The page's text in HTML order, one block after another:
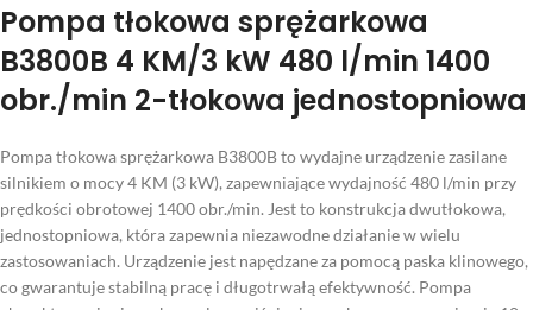
Pompa tłokowa sprężarkowa
B3800B 4 KM/3 kW 480 l/min 1400
obr./min 2-tłokowa jednostopniowa
Pompa tłokowa sprężarkowa B3800B to wydajne urządzenie zasilane
silnikiem o mocy 4 KM (3 kW), zapewniające wydajność 480 l/min przy
prędkości obrotowej 1400 obr./min. Jest to konstrukcja dwutłokowa,
jednostopniowa, która zapewnia niezawodne działanie w wielu
zastosowaniach. Urządzenie jest napędzane za pomocą paska klinowego,
co gwarantuje stabilną pracę i długotrwałą efektywność. Pompa